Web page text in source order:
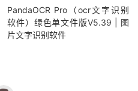
PandaOCR Pro（ocr文字识别
软件）绿色单文件版V5.39 | 图
片文字识别软件